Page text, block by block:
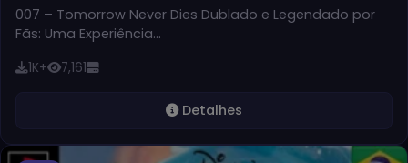
007 – Tomorrow Never Dies Dublado e Legendado por
Fãs: Uma Experiência…
1K+ 7,161
Detalhes